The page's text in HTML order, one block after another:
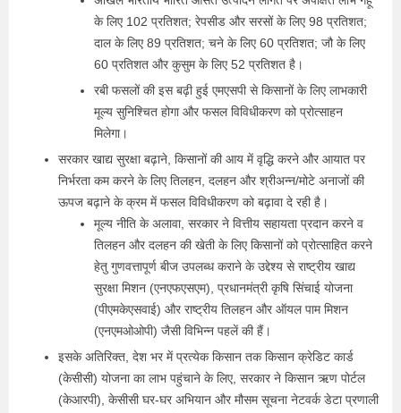
के लिए 102 प्रतिशत; रेपसीड और सरसों के लिए 98 प्रतिशत;
दाल के लिए 89 प्रतिशत; चने के लिए 60 प्रतिशत; जौ के लिए
60 प्रतिशत और कुसुम के लिए 52 प्रतिशत है।
रबी फसलों की इस बढ़ी हुई एमएसपी से किसानों के लिए लाभकारी
मूल्य सुनिश्चित होगा और फसल विविधीकरण को प्रोत्साहन
मिलेगा।
सरकार खाद्य सुरक्षा बढ़ाने, किसानों की आय में वृद्धि करने और आयात पर
निर्भरता कम करने के लिए तिलहन, दलहन और श्रीअन्न/मोटे अनाजों की
ऊपज बढ़ाने के क्रम में फसल विविधीकरण को बढ़ावा दे रही है।
मूल्य नीति के अलावा, सरकार ने वित्तीय सहायता प्रदान करने व
तिलहन और दलहन की खेती के लिए किसानों को प्रोत्साहित करने
हेतु गुणवत्तापूर्ण बीज उपलब्ध कराने के उद्देश्य से राष्ट्रीय खाद्य
सुरक्षा मिशन (एनएफएसएम), प्रधानमंत्री कृषि सिंचाई योजना
(पीएमकेएसवाई) और राष्ट्रीय तिलहन और ऑयल पाम मिशन
(एनएमओओपी) जैसी विभिन्न पहलें की हैं।
इसके अतिरिक्त, देश भर में प्रत्येक किसान तक किसान क्रेडिट कार्ड
(केसीसी) योजना का लाभ पहुंचाने के लिए, सरकार ने किसान ऋण पोर्टल
(केआरपी), केसीसी घर-घर अभियान और मौसम सूचना नेटवर्क डेटा प्रणाली